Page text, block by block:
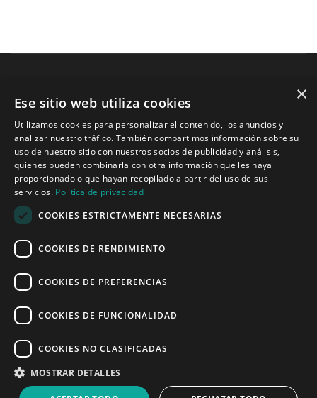
Tecnologías para ingeniería acústica
Inicio
Aplicaciones
Productos
Noticias
Quiénes somos
Política de privacidad
×
Ese sitio web utiliza cookies
Utilizamos cookies para personalizar el contenido, los anuncios y
analizar nuestro tráfico. También compartimos información sobre su
uso de nuestro sitio con nuestros socios de publicidad y análisis,
quienes pueden combinarla con otra información que les haya
proporcionado o que hayan recopilado a partir del uso de sus
servicios. Política de privacidad
COOKIES ESTRICTAMENTE NECESARIAS
COOKIES DE RENDIMIENTO
COOKIES DE PREFERENCIAS
COOKIES DE FUNCIONALIDAD
COOKIES NO CLASIFICADAS
MOSTRAR DETALLES